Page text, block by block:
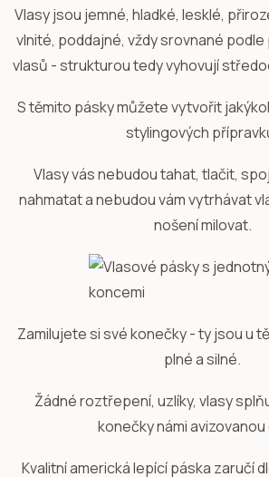
Vlasy jsou jemné, hladké, lesklé,
vlnité, poddajné, vždy srovnané
vlasů - strukturou tedy vyhovují
S těmito pásky můžete vytvořit
stylingových
Vlasy vás nebudou tahat, tlačit,
nahmatat a nebudou vám vytrhávat
nošení milovat.
Zamilujete si své konečky - ty jsou u
plné a silné.
Žádné roztřepení, uzlíky, vlasy
konečky námi avizovanou
Kvalitní americká lepící páska zaručí